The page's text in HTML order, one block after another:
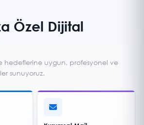
Özel Dijital
hedeflerine uygun, profesyonel ve
sunuyoruz.